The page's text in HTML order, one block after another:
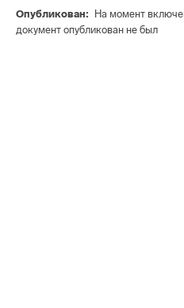
Опубликован
На момент
документ опубликован не был